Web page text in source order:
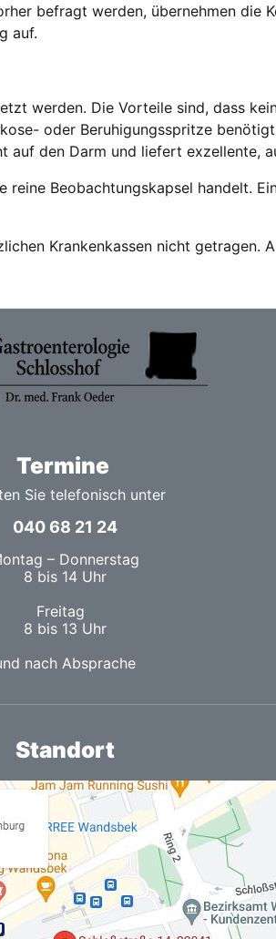
befragt werden, übernehmen die
auf.
werden. Die Vorteile sind, dass
oder Beruhigungsspritze
auf den Darm und liefert exzellente,
Beobachtungskapsel handelt.
Krankenkassen nicht getragen.
Termine
Sie telefonisch unter
040 68 21 24
– Donnerstag
8 bis 14 Uhr
Freitag
8 bis 13 Uhr
nach Absprache
Standort